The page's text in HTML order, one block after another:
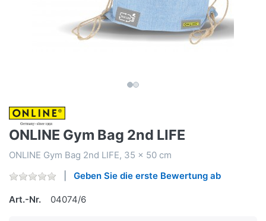
ONLINE Gym Bag 2nd LIFE
ONLINE Gym Bag 2nd LIFE, 35 x 50 cm
Geben Sie die erste Bewertung ab
Art.-Nr. 04074/6